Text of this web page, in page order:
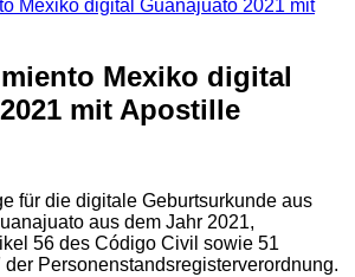
Mexiko digital
mit Apostille
für die digitale Geburtsurkunde aus
aus dem Jahr 2021,
56 des Código Civil sowie 51
Personenstandsregisterverordnung.